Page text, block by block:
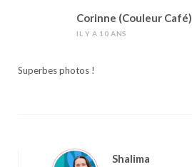
Corinne (Couleur Café)
IL Y A 10 ANS
Superbes photos !
Shalima